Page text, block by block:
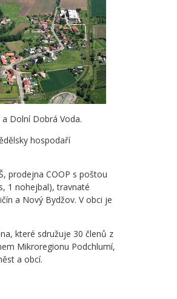
Dolní Dobrá Voda.
hospodaří
prodejna COOP s poštou
1 nohejbal), travnaté
a Nový Bydžov. V obci je
které sdružuje 30 členů z
Mikroregionu Podchlumí,
a obcí.